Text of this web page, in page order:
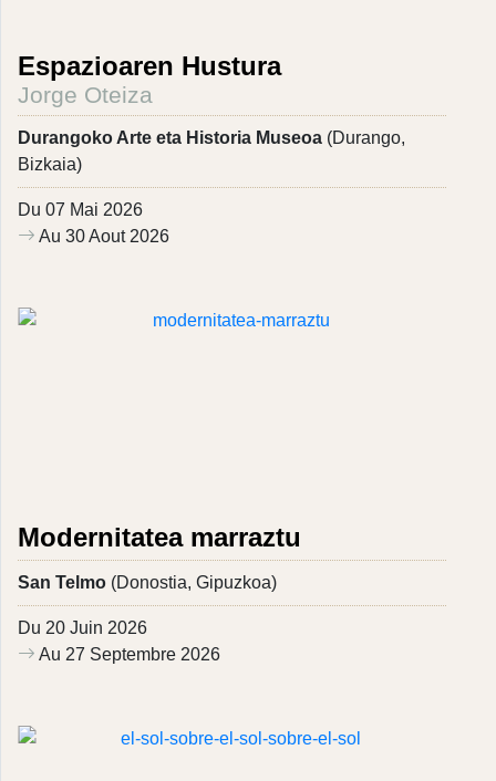
Espazioaren Hustura
Jorge Oteiza
Durangoko Arte eta Historia Museoa (Durango,
Bizkaia)
Du 07 Mai 2026
Au 30 Aout 2026
Modernitatea marraztu
San Telmo (Donostia, Gipuzkoa)
Du 20 Juin 2026
Au 27 Septembre 2026